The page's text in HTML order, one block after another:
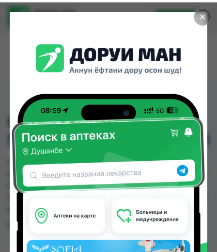
✕
Доруи ман
Установить
GRANU FINK 500 MG(
ГРАНУ ФИНК)№ 40 КАП
GRANU FINK 500 MG( ГРАНУ ФИНК)№ 40 КАП
можно купить или заказать в аптеках, Дорухона
Олмони №1, Дорухона Олмони №2, Дорухона
в Душанбе и других городах Таджикистана
Цена: от460.00 TJS